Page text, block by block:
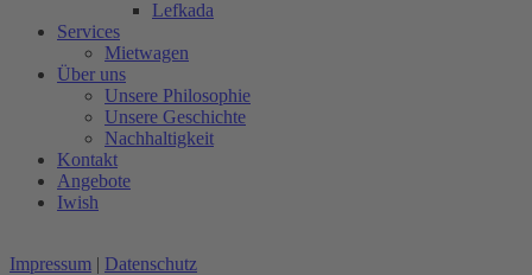
Lefkada
Services
Mietwagen
Über uns
Unsere Philosophie
Unsere Geschichte
Nachhaltigkeit
Kontakt
Angebote
Iwish
Impressum | Datenschutz